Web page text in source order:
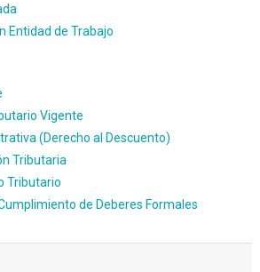
Entidad de Trabajo
Vigente
(Derecho al Descuento)
Tributaria
Tributario
de Deberes Formales